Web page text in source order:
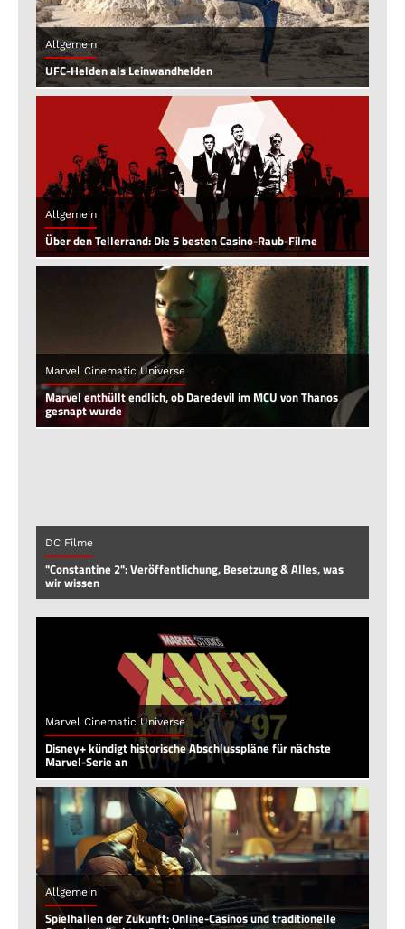
Allgemein
UFC-Helden als Leinwandhelden
Allgemein
Über den Tellerrand: Die 5 besten Casino-Raub-Filme
Marvel Cinematic Universe
Marvel enthüllt endlich, ob Daredevil im MCU von Thanos
gesnapt wurde
DC Filme
"Constantine 2": Veröffentlichung, Besetzung & Alles, was
wir wissen
Marvel Cinematic Universe
Disney+ kündigt historische Abschlusspläne für nächste
Marvel-Serie an
Allgemein
Spielhallen der Zukunft: Online-Casinos und traditionelle